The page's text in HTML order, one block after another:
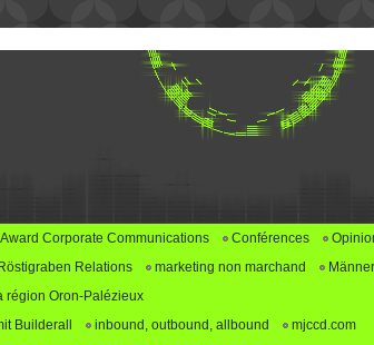
Award Corporate Communications Conférences
Röstigraben Relations marketing non marchand
région Oron-Palézieux
Builderall inbound, outbound, allbound
mjccd.com